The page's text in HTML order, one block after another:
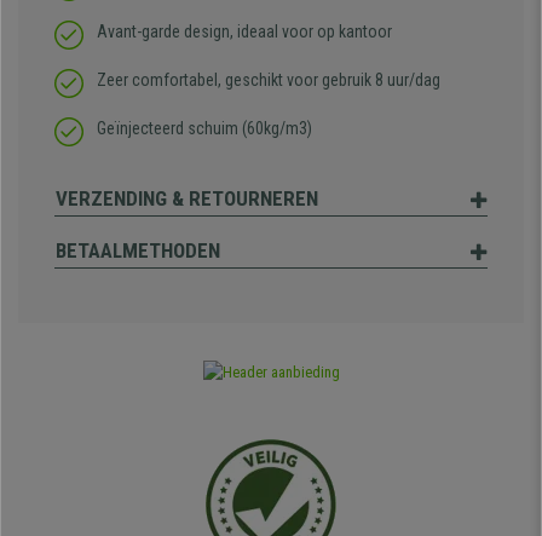
Avant-garde design, ideaal voor op kantoor
Zeer comfortabel, geschikt voor gebruik 8 uur/dag
Geïnjecteerd schuim (60kg/m3)
VERZENDING & RETOURNEREN
BETAALMETHODEN